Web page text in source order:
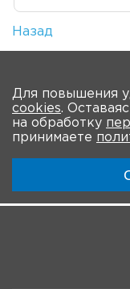
Назад
Для повышения
cookies.
на обработку
принимаете
О мероприятии